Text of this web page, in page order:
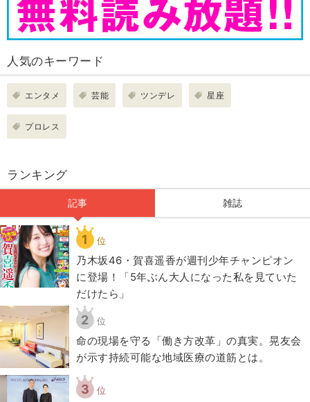
人気のキーワード
エンタメ 芸能 ツンデレ 星座
プロレス
ランキング
記事 雑誌
1 位
乃木坂46・賀喜遥香が週刊少年チャンピオン
に登場！「5年ぶん大人になった私を見ていた
だけたら」
2 位
​命の現場を守る「働き方改革」の真実。晃友会
が示す持続可能な地域医療の道筋とは。
3 位